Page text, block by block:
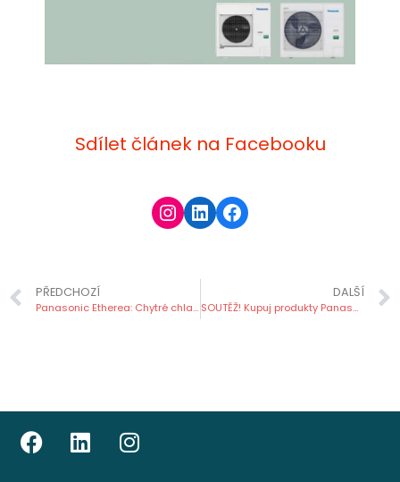
Sdílet článek na Facebooku
PŘEDCHOZÍ
Panasonic Etherea: Chytré chlazení bez průvanu.
DALŠÍ
SOUTĚŽ! Kupuj produkty Panasonic. Sbírej body. Vyhraj hory!